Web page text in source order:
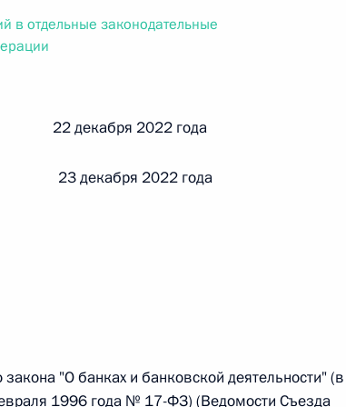
г. № 256-ФЗ
«О присяжных заседателях федеральных судов общей
в отдельные законодательные
22 декабря 2022 года
декабря 2022 года
"О банках и банковской деятельности" (в
1996 года № 17-ФЗ) (Ведомости Съезда